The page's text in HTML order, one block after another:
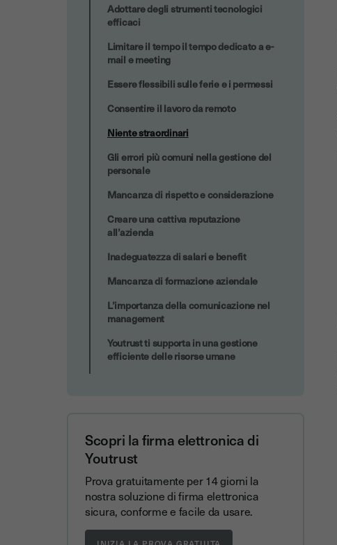
Adottare degli strumenti tecnologici
efficaci
Limitare il tempo il tempo dedicato a e-
mail e meeting
Essere flessibili sulle ferie e i permessi
Consentire il lavoro da remoto
Niente straordinari
Gli errori più comuni nella gestione del
personale
Mancanza di rispetto e considerazione
Creare una cattiva reputazione
all’azienda
Inadeguatezza di salari e benefit
Mancanza di formazione aziendale
L’importanza della comunicazione nel
management
Youtrust ti supporta in una gestione
efficiente delle risorse umane
Scopri la firma elettronica di
Youtrust
Prova gratuitamente per 14 giorni la
nostra soluzione di firma elettronica
sicura, conforme e facile da usare.